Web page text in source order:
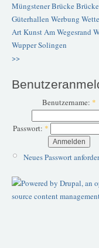
Müngstener Brücke
Güterhallen Werbung
ArtKunstAm Wegesrand
WupperSolingen
>>
Benutzername: *
Passwort: *
Neues Passwort